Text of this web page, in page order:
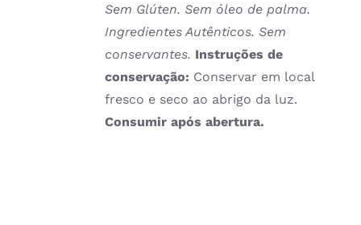
Sem Glúten. Sem óleo de palma.
Ingredientes Autênticos. Sem
conservantes. Instruções de
conservação: Conservar em local
fresco e seco ao abrigo da luz.
Consumir após abertura.